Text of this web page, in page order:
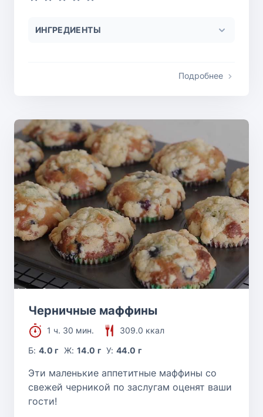
ИНГРЕДИЕНТЫ
Подробнее
Черничные маффины
1 ч. 30 мин.
309.0 ккал
Б:4.0 г Ж: 14.0 г У:44.0 г
Эти маленькие аппетитные маффины со
свежей черникой по заслугам оценят ваши
гости!